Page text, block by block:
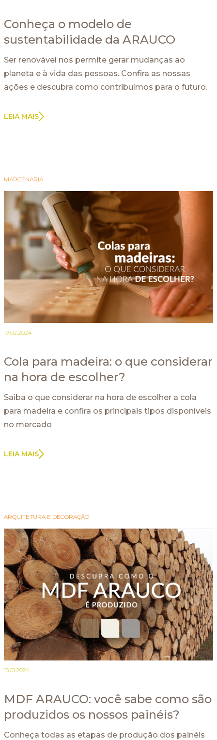
Conheça o modelo de
sustentabilidade da ARAUCO
Ser renovável nos permite gerar mudanças ao
planeta e à vida das pessoas. Confira as nossas
ações e descubra como contribuímos para o futuro.
LEIA MAIS
MARCENARIA
19.02.2024
Cola para madeira: o que considerar
na hora de escolher?
Saiba o que considerar na hora de escolher a cola
para madeira e confira os principais tipos disponíveis
no mercado
LEIA MAIS
ARQUITETURA E DECORAÇÃO
15.01.2024
MDF ARAUCO: você sabe como são
produzidos os nossos painéis?
Conheça todas as etapas de produção dos painéis